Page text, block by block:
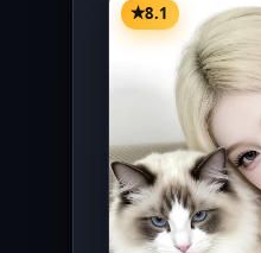
8.1